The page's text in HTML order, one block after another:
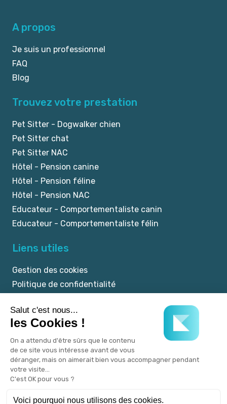
A propos
Je suis un professionnel
FAQ
Blog
Trouvez votre prestation
Pet Sitter - Dogwalker chien
Pet Sitter chat
Pet Sitter NAC
Hôtel - Pension canine
Hôtel - Pension féline
Hôtel - Pension NAC
Educateur - Comportementaliste canin
Educateur - Comportementaliste félin
Liens utiles
Gestion des cookies
Politique de confidentialité
CGU